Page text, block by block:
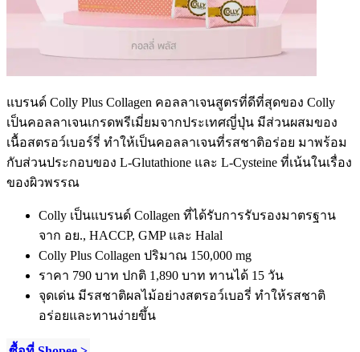
แบรนด์ Colly Plus Collagen คอลลาเจนสูตรที่ดีที่สุดของ Colly
เป็นคอลลาเจนเกรดพรีเมี่ยมจากประเทศญี่ปุ่น มีส่วนผสมของ
เนื้อสตรอว์เบอร์รี่ ทำให้เป็นคอลลาเจนที่รสชาติอร่อย มาพร้อม
กับส่วนประกอบของ L-Glutathione และ L-Cysteine ที่เน้นในเรื่อง
ของผิวพรรณ
Colly เป็นแบรนด์ Collagen ที่ได้รับการรับรองมาตรฐาน
จาก อย., HACCP, GMP และ Halal
Colly Plus Collagen ปริมาณ 150,000 mg
ราคา 790 บาท ปกติ 1,890 บาท ทานได้ 15 วัน
จุดเด่น มีรสชาติผลไม้อย่างสตรอว์เบอรี่ ทำให้รสชาติ
อร่อยและทานง่ายขึ้น